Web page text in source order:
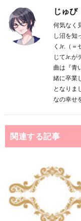
じゅび
何気なく
し沼を知
くJr.（＝
じてJr.が
曲は『青
緒に卒業
となりま
なの幸せ
関連する記事